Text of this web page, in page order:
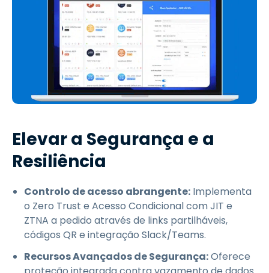
Elevar a Segurança e a
Resiliência
Controlo de acesso abrangente: Implementa
o Zero Trust e Acesso Condicional com JIT e
ZTNA a pedido através de links partilháveis,
códigos QR e integração Slack/Teams.
Recursos Avançados de Segurança:Oferece